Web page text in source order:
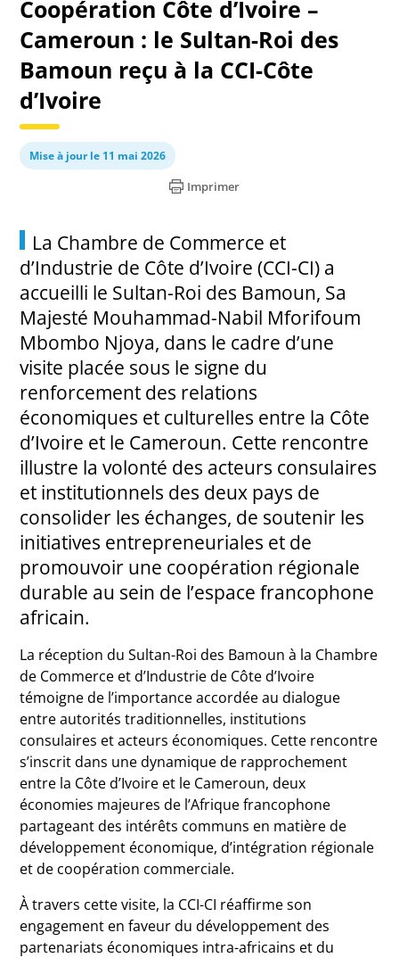
Coopération Côte d’Ivoire –
Cameroun : le Sultan-Roi des
Bamoun reçu à la CCI-Côte
d’Ivoire
Mise à jour le 11 mai 2026
Imprimer
La Chambre de Commerce et
d’Industrie de Côte d’Ivoire (CCI-CI) a
accueilli le Sultan-Roi des Bamoun, Sa
Majesté Mouhammad-Nabil Mforifoum
Mbombo Njoya, dans le cadre d’une
visite placée sous le signe du
renforcement des relations
économiques et culturelles entre la Côte
d’Ivoire et le Cameroun. Cette rencontre
illustre la volonté des acteurs consulaires
et institutionnels des deux pays de
consolider les échanges, de soutenir les
initiatives entrepreneuriales et de
promouvoir une coopération régionale
durable au sein de l’espace francophone
africain.
La réception du Sultan-Roi des Bamoun à la Chambre
de Commerce et d’Industrie de Côte d’Ivoire
témoigne de l’importance accordée au dialogue
entre autorités traditionnelles, institutions
consulaires et acteurs économiques. Cette rencontre
s’inscrit dans une dynamique de rapprochement
entre la Côte d’Ivoire et le Cameroun, deux
économies majeures de l’Afrique francophone
partageant des intérêts communs en matière de
développement économique, d’intégration régionale
et de coopération commerciale.
À travers cette visite, la CCI-CI réaffirme son
engagement en faveur du développement des
partenariats économiques intra-africains et du